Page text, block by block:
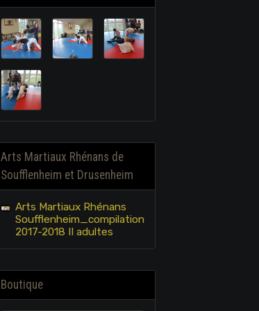
Arts Martiaux Rhénans de
Soufflenheim et Drusenheim
Arts Martiaux Rhénans
Soufflenheim_compilation
2017-2018 II adultes
Boutique